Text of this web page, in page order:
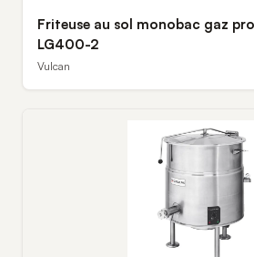
Friteuse au sol monobac gaz
LG400-2
Vulcan